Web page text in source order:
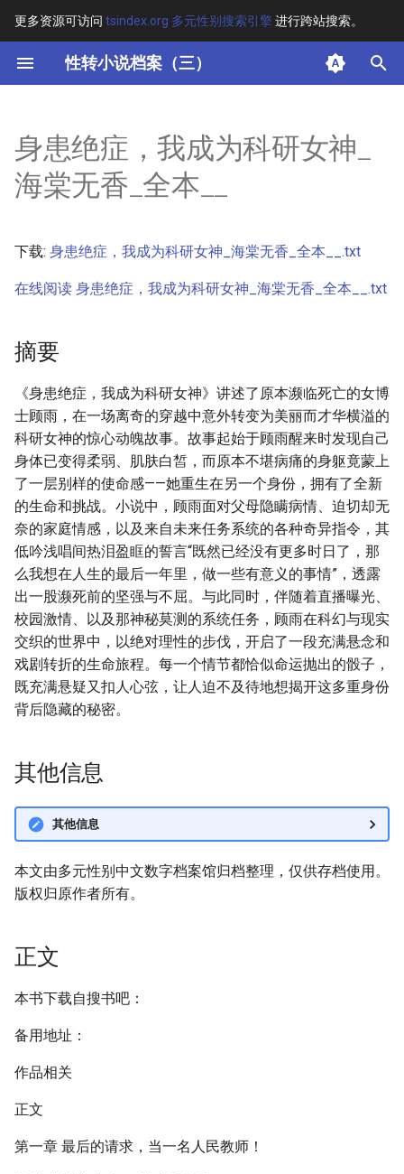
更多资源可访问 tsindex.org 多元性别搜索引擎进行跨站搜索。
性转小说档案（三）
键
开
始
索
其他信息
身患绝症，我成为科研女神_
海棠无香_全本__
下载: 身患绝症，我成为科研女神_海棠无香_全本__.txt
在线阅读 身患绝症，我成为科研女神_海棠无香_全本__.txt
摘要
《身患绝症，我成为科研女神》讲述了原本濒临死亡的女博
士顾雨，在一场离奇的穿越中意外转变为美丽而才华横溢的
科研女神的惊心动魄故事。故事起始于顾雨醒来时发现自己
身体已变得柔弱、肌肤白皙，而原本不堪病痛的身躯竟蒙上
了一层别样的使命感——她重生在另一个身份，拥有了全新
的生命和挑战。小说中，顾雨面对父母隐瞒病情、迫切却无
奈的家庭情感，以及来自未来任务系统的各种奇异指令，其
低吟浅唱间热泪盈眶的誓言“既然已经没有更多时日了，那
么我想在人生的最后一年里，做一些有意义的事情”，透露
出一股濒死前的坚强与不屈。与此同时，伴随着直播曝光、
校园激情、以及那神秘莫测的系统任务，顾雨在科幻与现实
交织的世界中，以绝对理性的步伐，开启了一段充满悬念和
戏剧转折的生命旅程。每一个情节都恰似命运抛出的骰子，
既充满悬疑又扣人心弦，让人迫不及待地想揭开这多重身份
背后隐藏的秘密。
其他信息
其他信息
本文由多元性别中文数字档案馆归档整理，仅供存档使用。
版权归原作者所有。
正文
本书下载自搜书吧：
备用地址：
作品相关
正文
第一章 最后的请求，当一名人民教师！